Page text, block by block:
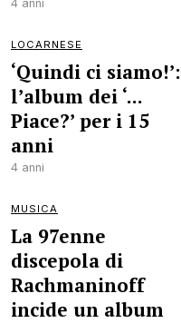
4 anni
LOCARNESE
‘Quindi ci siamo!’:
l’album dei ‘...
Piace?’ per i 15
anni
4 anni
MUSICA
La 97enne
discepola di
Rachmaninoff
incide un album